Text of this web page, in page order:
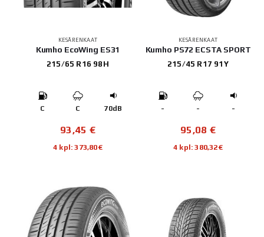
KESÄRENKAAT
Kumho EcoWing ES31
215/65 R16 98H
C C 70dB
93,45 €
4 kpl: 373,80€
KESÄRENKAAT
Kumho PS72 ECSTA SPORT
215/45 R17 91Y
- - -
95,08 €
4 kpl: 380,32€